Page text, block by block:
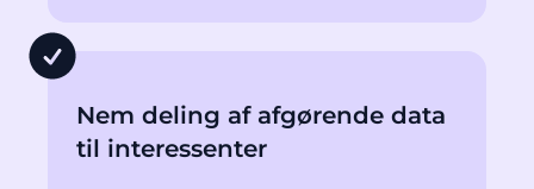
Nem deling af afgørende data
til interessenter